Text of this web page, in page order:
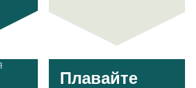
Плавайте